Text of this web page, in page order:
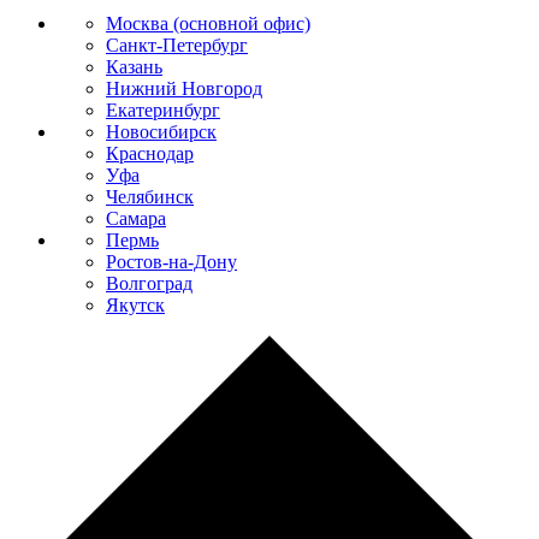
Москва (основной офис)
Санкт-Петербург
Казань
Нижний Новгород
Екатеринбург
Новосибирск
Краснодар
Уфа
Челябинск
Самара
Пермь
Ростов-на-Дону
Волгоград
Якутск